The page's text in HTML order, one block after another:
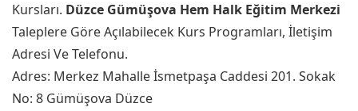
Kursları. Düzce Gümüşova Hem Halk Eğitim Merkezi
Taleplere Göre Açılabilecek Kurs Programları, İletişim
Adresi Ve Telefonu.
Adres: Merkez Mahalle İsmetpaşa Caddesi 201. Sokak
No: 8 Gümüşova Düzce